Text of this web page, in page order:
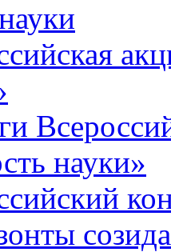
науки»